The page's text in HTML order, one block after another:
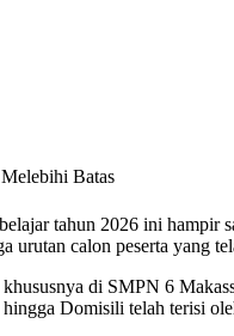
Batas
tahun 2026 ini
urutan calon peserta yang
di SMPN 6
Domisili telah terisi